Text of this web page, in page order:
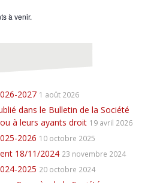
à venir.
2027 1 août 2026
dans le Bulletin de la Société
à leurs ayants droit 19 avril 2026
2026 10 octobre 2025
18/11/2024 23 novembre 2024
2025 20 octobre 2024